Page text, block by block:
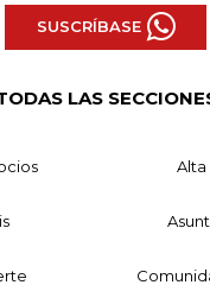
SUSCRÍBASE
LAS
Alta